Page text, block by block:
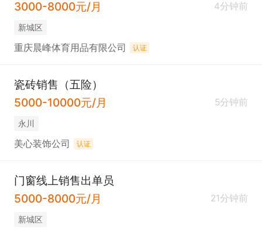
3000-8000元/月 4分钟前
新城区
重庆晨峰体育用品有限公司 认证
瓷砖销售（五险）
5000-10000元/月
5分钟前
永川
美心装饰公司 认证
门窗线上销售出单员
5000-8000元/月
21分钟前
新城区